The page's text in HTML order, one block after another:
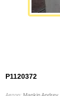
P1120372